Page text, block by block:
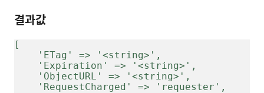
결과값
[
    'ETag' => '<string>',
    'Expiration' => '<string>',
    'ObjectURL' => '<string>',
    'RequestCharged' => 'requester',